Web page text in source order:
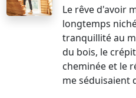
Le rêve d'avoir
longtemps
tranquillité au
du bois, le
cheminée et le
me séduisaient